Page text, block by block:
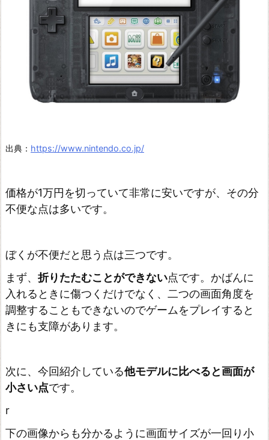
出典： https://www.nintendo.co.jp/
価格が1万円を切っていて非常に安いですが、その分
不便な点は多いです。
ぼくが不便だと思う点は三つです。
まず、 折りたたむことができない点です。かばんに
入れるときに傷つくだけでなく、二つの画面角度を
調整することもできないのでゲームをプレイすると
きにも支障があります。
次に、今回紹介している他モデルに比べると画面が
小さい点です。
r
下の画像からも分かるように画面サイズが一回り小